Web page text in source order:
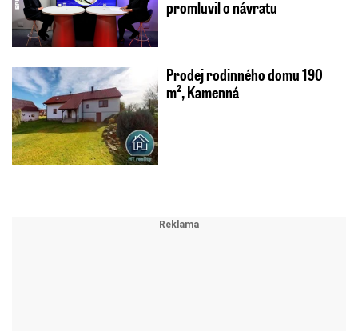
promluvil o návratu
Prodej rodinného domu 190
m², Kamenná